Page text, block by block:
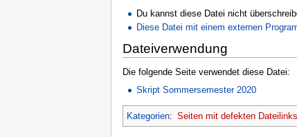
Du kannst diese Datei nicht
Diese Datei mit einem externen
Dateiverwendung
Die folgende Seite verwendet diese Datei:
Skript Sommersemester 2020
Kategorien: Seiten mit defekten Dateilinks